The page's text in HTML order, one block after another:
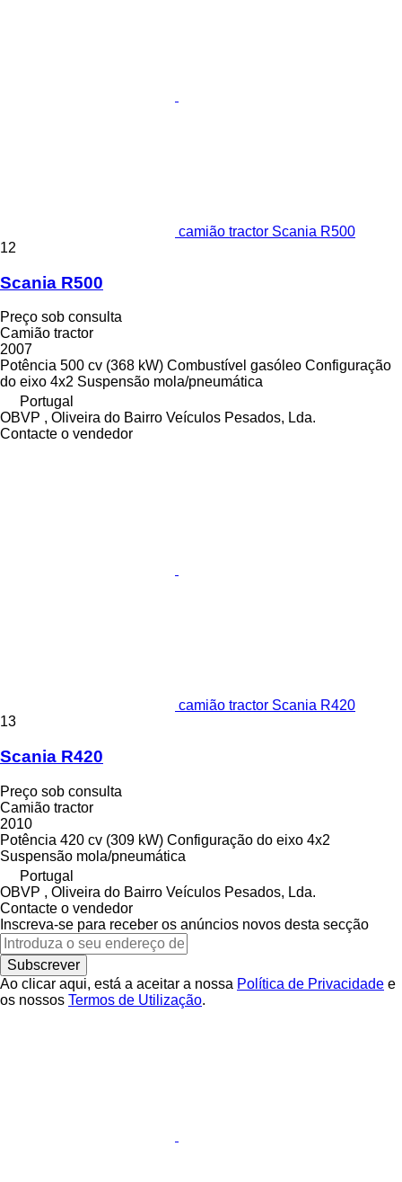
camião tractor Scania R500
12
Scania R500
Preço sob consulta
Camião tractor
2007
Potência 500 cv (368 kW) Combustível gasóleo Configuração
do eixo 4x2 Suspensão mola/pneumática
Portugal
OBVP , Oliveira do Bairro Veículos Pesados, Lda.
Contacte o vendedor
camião tractor Scania R420
13
Scania R420
Preço sob consulta
Camião tractor
2010
Potência 420 cv (309 kW) Configuração do eixo 4x2
Suspensão mola/pneumática
Portugal
OBVP , Oliveira do Bairro Veículos Pesados, Lda.
Contacte o vendedor
Inscreva-se para receber os anúncios novos desta secção
Subscrever
Ao clicar aqui, está a aceitar a nossa Política de Privacidade e
os nossos Termos de Utilização.